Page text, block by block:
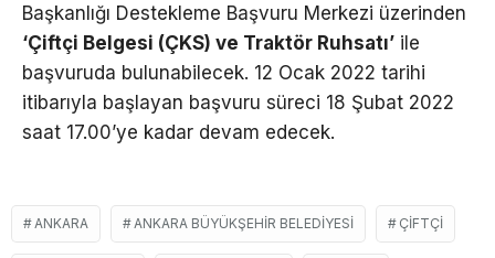
Başkanlığı Destekleme Başvuru Merkezi üzerinden
‘Çiftçi Belgesi (ÇKS) ve Traktör Ruhsatı’ ile
başvuruda bulunabilecek. 12 Ocak 2022 tarihi
itibarıyla başlayan başvuru süreci 18 Şubat 2022
saat 17.00’ye kadar devam edecek.
ANKARA ANKARA BÜYÜKŞEHIR BELEDIYESI ÇIFTÇI